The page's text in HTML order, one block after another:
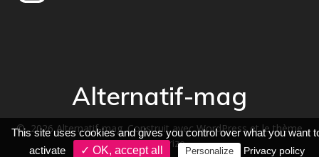
Alternatif-mag
© 2026 Alternatif-mag. Construit avec WordPress et lethème
Mesmerize
This site uses cookies and gives you control over what you want
activate
✓ OK, accept all Personalize Privacy policy